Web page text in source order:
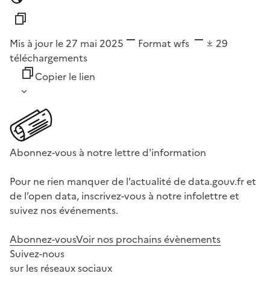
Mis à jour le 27 mai 2025 Format wfs
29
téléchargements
Copier le lien
Abonnez-vous à notre lettre d'information
Pour ne rien manquer de l’actualité de data.gouv.fr et
de l’open data, inscrivez-vous à notre infolettre et
suivez nos événements.
Abonnez-vousVoir nos prochains évènements
Suivez-nous
sur les réseaux sociaux